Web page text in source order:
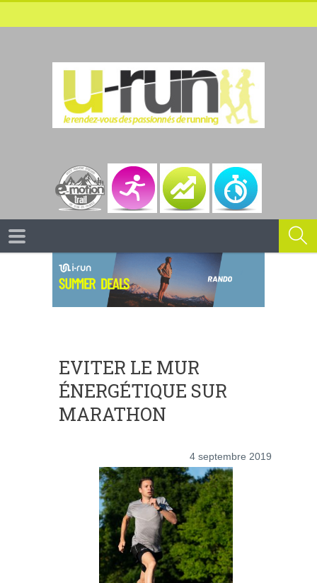
EVITER LE MUR
ÉNERGÉTIQUE SUR
MARATHON
4 septembre 2019